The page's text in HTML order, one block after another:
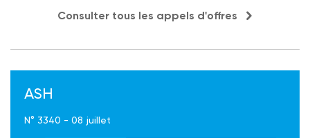
Consulter tous les appels d'offres
ASH
N° 3340 - 08 juillet